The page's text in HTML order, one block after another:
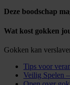
Deze boodschap
Wat kost gokken
Gokken kan
Tips voor
Veilig Spelen